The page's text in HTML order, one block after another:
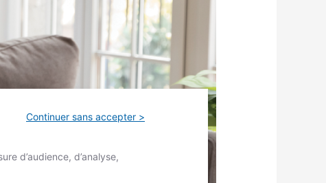
Continuer sans accepter >
d’audience, d’analyse,